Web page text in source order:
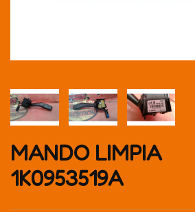
MANDO LIMPIA
1K0953519A